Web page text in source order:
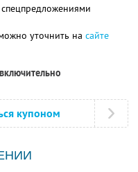
уточнить на сайте
купоном